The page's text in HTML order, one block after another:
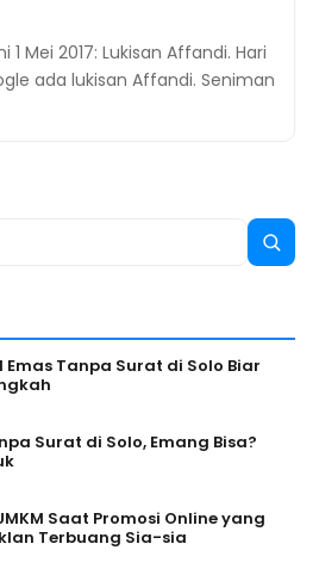
1 Mei 2017: Lukisan Affandi. Hari
ada lukisan Affandi. Seniman
Search
Tanpa Surat di Solo Biar
Surat di Solo, Emang Bisa?
Saat Promosi Online yang
Terbuang Sia-sia